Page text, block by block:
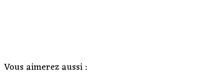
Vous aimerez aussi :